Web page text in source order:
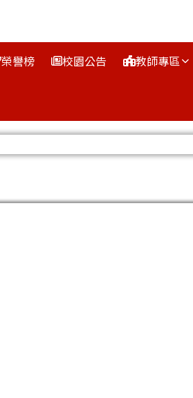
榮譽榜 校園公告 教師專區